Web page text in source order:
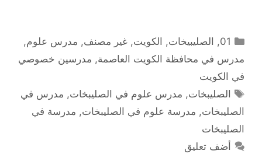
التصنيفات
01
, الصليبيخات, الكويت,غير مصنف, مدرس علوم,
مدرس في محافظة الكويت العاصمة, مدرسين خصوصي
في الكويت
الوسوم
الصليبخات, مدرس علوم في الصليبخات, مدرس في
الصليبخات, مدرسة علوم في الصليبخات, مدرسة في
الصليبخات
أضف تعليق